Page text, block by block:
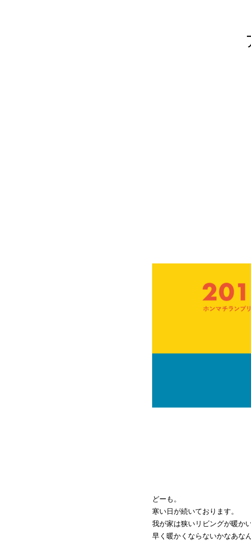
どーも。
寒い日が続いております。
我が家は狭いリビングが暖か
早く暖かくならないかなあな